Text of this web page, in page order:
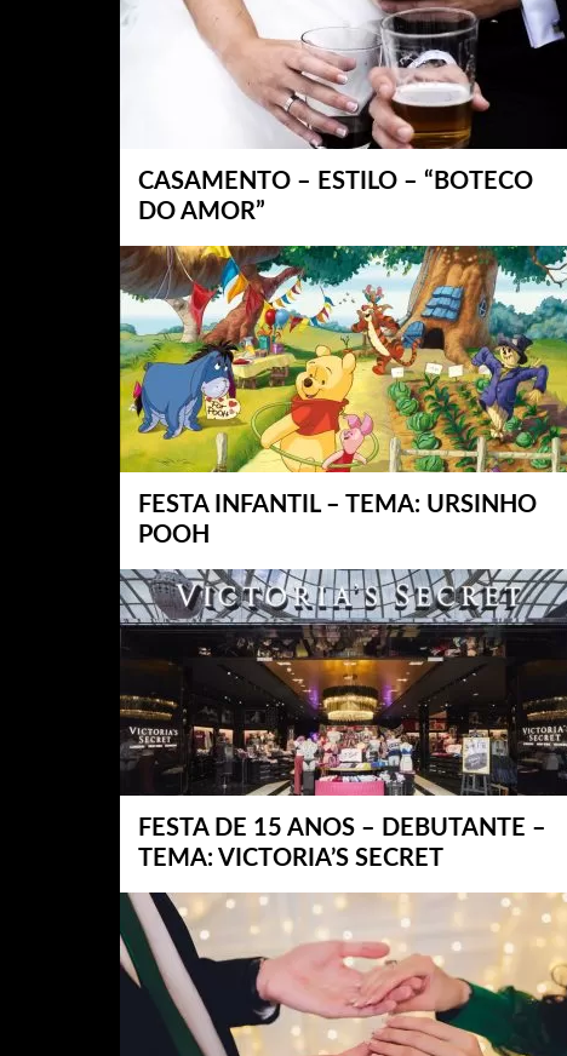
CASAMENTO – ESTILO – “BOTECO
DO AMOR”
FESTA INFANTIL – TEMA: URSINHO
POOH
FESTA DE 15 ANOS – DEBUTANTE –
TEMA: VICTORIA’S SECRET